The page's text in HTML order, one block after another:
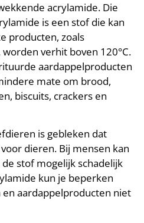
acrylamide. Die
is een stof die kan
producten, zoals
verhit boven 120°C.
aardappelproducten
mate om brood,
biscuits, crackers en
is gebleken dat
dieren. Bij mensen kan
stof mogelijk schadelijk
kun je beperken
aardappelproducten niet